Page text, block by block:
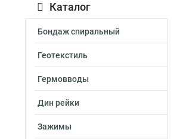
Каталог
Бондаж спиральный
Геотекстиль
Гермовводы
Дин рейки
Зажимы